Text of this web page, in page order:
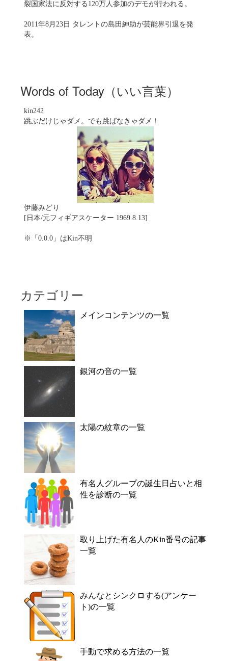
裂国家法に反対する120万人参加のデモが行われる。
2011年8月23日 タレントの島田紳助が芸能界引退を発
表。
Words of Today（いい言葉）
kin242
跳ぶだけじゃダメ。でも跳ばなきゃダメ！
伊藤みどり
[日本/元フィギアスケーター 1969.8.13]
※「0.0.0」はKin不明
カテゴリー
メインコンテンツの一覧
銀河の音の一覧
太陽の紋章の一覧
有名人グループの誕生日占いと相
性を診断の一覧
取り上げた有名人のKin番号の記事
一覧
みんなとシンクロする(アンケー
ト)の一覧
手動で求める方法の一覧